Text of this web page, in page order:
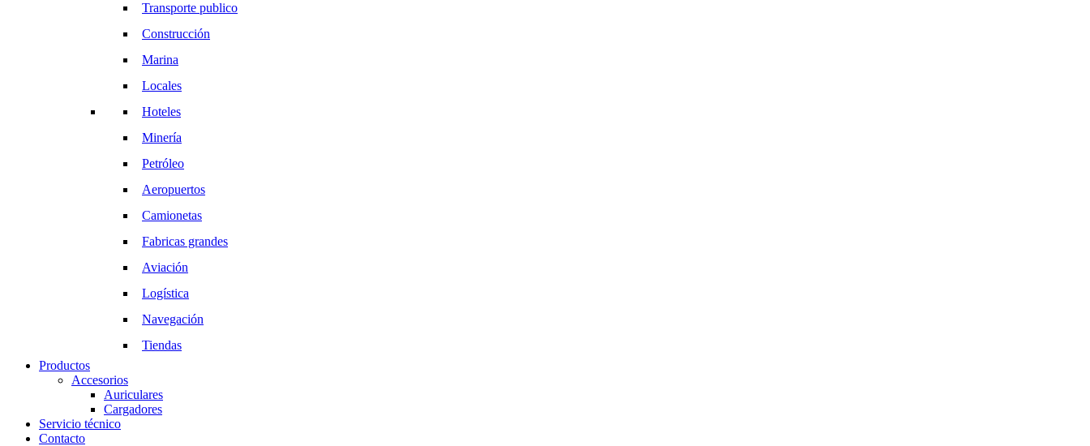
Transporte publico
Construcción
Marina
Locales
Hoteles
Minería
Petróleo
Aeropuertos
Camionetas
Fabricas grandes
Aviación
Logística
Navegación
Tiendas
Productos
Accesorios
Auriculares
Cargadores
Servicio técnico
Contacto